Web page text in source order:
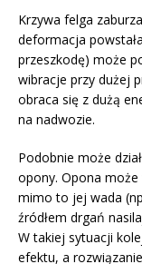
Krzywa felga
deformacja
przeszkodę) może
wibracje przy dużej
obraca się z dużą
na nadwozie.
Podobnie może
opony. Opona może
mimo to jej wada
źródłem drgań
W takiej sytuacji
efektu, a